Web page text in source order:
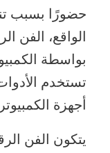
حضورًا بسبب
الواقع، الفن
بواسطة
تستخدم
أجهزة
يتكون الفن